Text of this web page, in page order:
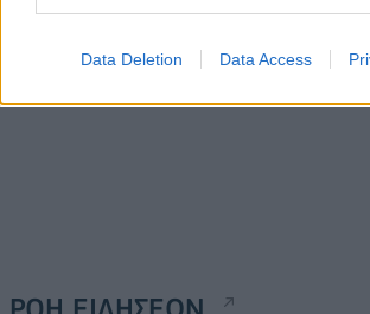
Data Deletion Data Access